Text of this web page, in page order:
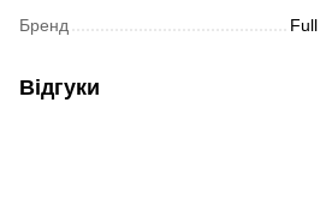
Бренд
Відгуки